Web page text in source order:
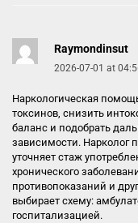
Raymondinsut
2026-07-01 at
Наркологическая
токсинов, снизить
баланс и подобрать
зависимости. Нарколог
уточняет стаж
хронического
противопоказаний и
выбирает схему:
госпитализацией.